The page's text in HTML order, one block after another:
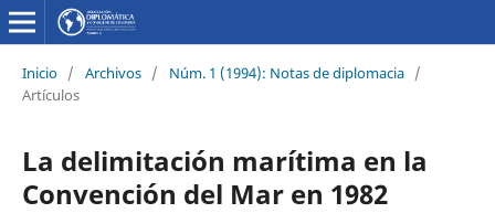
Inicio / Archivos / Núm. 1 (1994): Notas de diplomacia /
Artículos
La delimitación marítima en la
Convención del Mar en 1982